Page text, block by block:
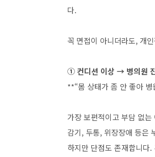
다.
꼭 면접이 아니더라도, 개
① 컨디션 이상 → 병의원
**“몸 상태가 좀 안 좋아
가장 보편적이고 부담 없는
감기, 두통, 위장장애 등은
하지만 단점도 존재합니다